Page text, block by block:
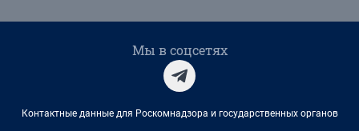
Мы в соцсетях
Контактные данные для Роскомнадзора и государственных органов